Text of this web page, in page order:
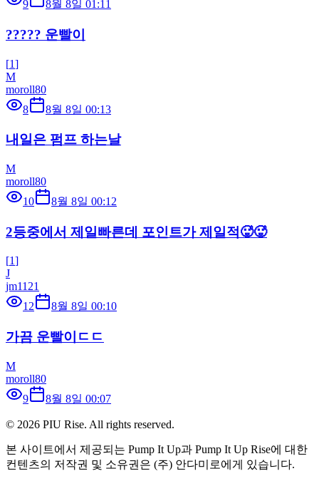
9
8월 8일 01:11
????? 운빨이
[1]
M
moroll80
8
8월 8일 00:13
내일은 펌프 하는날
M
moroll80
10
8월 8일 00:12
2등중에서 제일빠른데 포인트가 제일적🥵🥵
[1]
J
jm1121
12
8월 8일 00:10
가끔 운빨이ㄷㄷ
M
moroll80
9
8월 8일 00:07
© 2026 PIU Rise. All rights reserved.
본 사이트에서 제공되는 Pump It Up과 Pump It Up Rise에 대한
컨텐츠의 저작권 및 소유권은 (주) 안다미로에게 있습니다.